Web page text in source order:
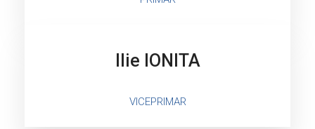
Ilie IONITA
VICEPRIMAR